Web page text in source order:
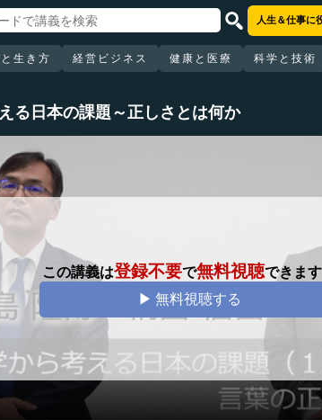
人生＆仕事に
生き方 経営ビジネス 健康と医療 科学と技術
る日本の課題～正しさとは何か
この講義は登録不要で無料視聴できます
▶ 無料視聴する